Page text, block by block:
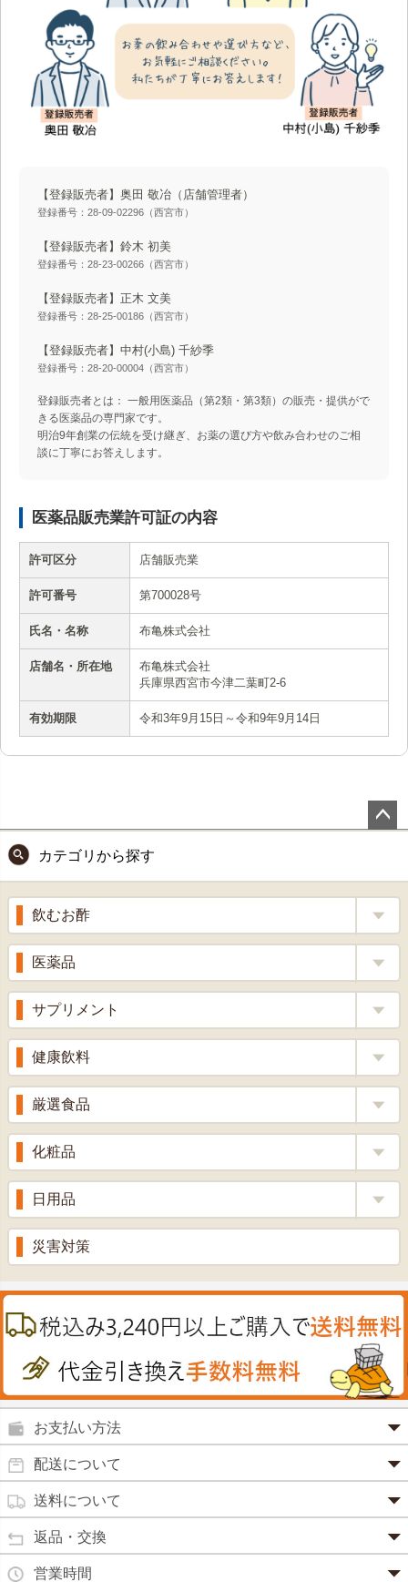
【登録販売者】奥田 敬冶 （店舗管理者）
登録番号：28-09-02296（西宮市）
【登録販売者】鈴木 初美
登録番号：28-23-00266（西宮市）
【登録販売者】正木 文美
登録番号：28-25-00186（西宮市）
【登録販売者】中村(小島) 千紗季
登録番号：28-20-00004（西宮市）
登録販売者とは： 一般用医薬品（第2類・第3類）の販売・提供がで
きる医薬品の専門家です。
明治9年創業の伝統を受け継ぎ、お薬の選び方や飲み合わせのご相
談に丁寧にお答えします。
医薬品販売業許可証の内容
許可区分 店舗販売業
許可番号 第700028号
氏名・名称 布亀株式会社
店舗名・所在地
布亀株式会社
兵庫県西宮市今津二葉町2-6
有効期限 令和3年9月15日～令和9年9月14日
ップ
へ
カテゴリから探す
飲むお酢
補酵素のちから
くろ酢
りんご酢
ざくろ酢
梅酢
医薬品
風邪薬
胃腸薬
整腸薬
解熱鎮痛剤
せきどめ
滋養強壮
消炎鎮痛剤
肌・皮膚のお薬
絆創膏
殺菌消毒液
鼻炎薬
強心剤
目薬
サプリメント
ウコン
乳酸菌
ローヤルゼリー
牡蠣エキス
プロポリス
プラセンタ
肝油
鉄
ノコギリヤシ
グルコサミン
田七人参
イチョウ葉
カルシウム
クロレラ
コラーゲン
健康飲料
健康茶
漢方茶
青汁・豆乳
甘酒
健康ドリンク
厳選食品
もち麦・十六穀米
生姜
丼の素
のど飴
うどん・そば
喜多方ラーメン
カレー・シチュー
化粧品
美容品
スキンクリーム＆美容パック
ウオッシュ＆ソープ
日用品
入浴剤
災害対策
お支払い方法
クレジットカード(1 回払いのみ)
SSL 認証で暗号化処理していますので、 安心して
ご利用いただけます。
配送について
商品は日本郵便にて発送致します。
通常2～4営業日以内に発送致します。 メーカー取り寄せ商
品、土日祝日、年末年始、弊社の休業日をはさむ場合は、4
～5営業日以上かかる場合もございます。
(営業日カレンダー参照)
送料について
通常商品
返品・交換
・お届け商品の交換・返品をご希望の場合は、
営業時間